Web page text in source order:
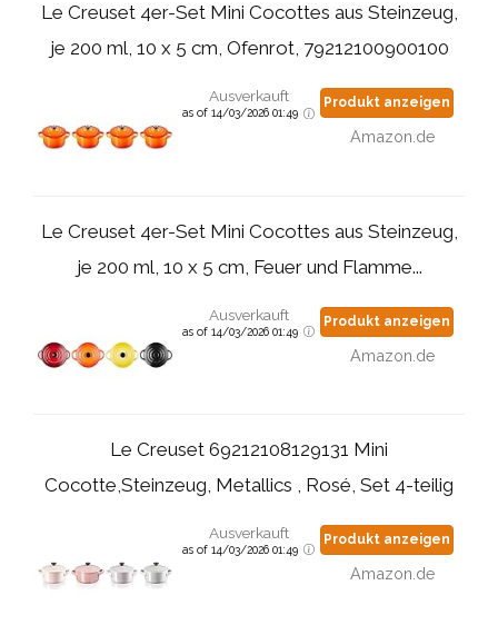
Le Creuset 4er-Set Mini Cocottes aus Steinzeug,
je 200 ml, 10 x 5 cm, Ofenrot, 79212100900100
Ausverkauft
as of 14/03/2026 01:49
Produkt anzeigen
Amazon.de
Le Creuset 4er-Set Mini Cocottes aus Steinzeug,
je 200 ml, 10 x 5 cm, Feuer und Flamme...
Ausverkauft
as of 14/03/2026 01:49
Produkt anzeigen
Amazon.de
Le Creuset 69212108129131 Mini
Cocotte,Steinzeug, Metallics , Rosé, Set 4-teilig
Ausverkauft
as of 14/03/2026 01:49
Produkt anzeigen
Amazon.de